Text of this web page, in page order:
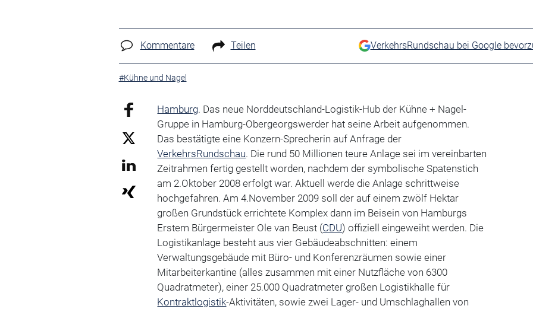
Kommentare Teilen VerkehrsRundschau bei Google
#Kühne und Nagel
Hamburg. Das neue Norddeutschland-Logistik-Hub der Kühne + Nagel-
Gruppe in Hamburg-Obergeorgswerder hat seine Arbeit aufgenommen.
Das bestätigte eine Konzern-Sprecherin auf Anfrage der
VerkehrsRundschau. Die rund 50 Millionen teure Anlage sei im vereinbarten
Zeitrahmen fertig gestellt worden, nachdem der symbolische Spatenstich
am 2.Oktober 2008 erfolgt war. Aktuell werde die Anlage schrittweise
hochgefahren. Am 4.November 2009 soll der auf einem zwölf Hektar
großen Grundstück errichtete Komplex dann im Beisein von Hamburgs
Erstem Bürgermeister Ole van Beust (CDU) offiziell eingeweiht werden. Die
Logistikanlage besteht aus vier Gebäudeabschnitten: einem
Verwaltungsgebäude mit Büro- und Konferenzräumen sowie einer
Mitarbeiterkantine (alles zusammen mit einer Nutzfläche von 6300
Quadratmeter), einer 25.000 Quadratmeter großen Logistikhalle für
Kontraktlogistik-Aktivitäten, sowie zwei Lager- und Umschlaghallen von